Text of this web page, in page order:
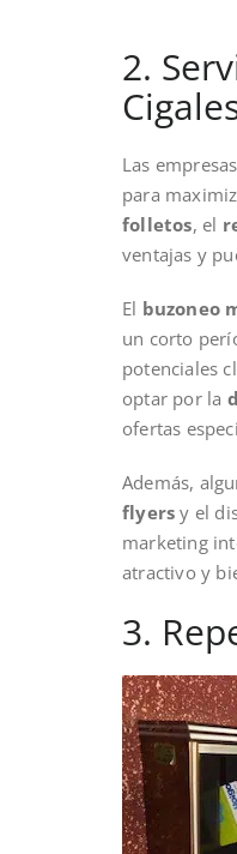
2.
Las
para
folletos, el
ventajas y
El buzoneo
un corto
potenciales
optar por la
ofertas
Además,
flyers y el
marketing
atractivo y
3.